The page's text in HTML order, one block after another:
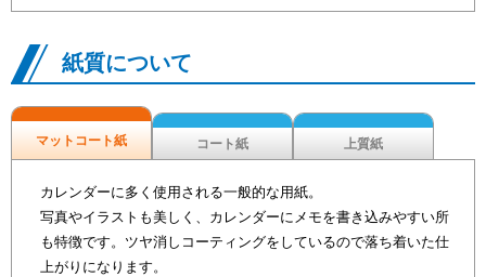
紙質について
マットコート紙 コート紙 上質紙
カレンダーに多く使用される一般的な用紙。
写真やイラストも美しく、カレンダーにメモを書き込みやすい所
も特徴です。ツヤ消しコーティングをしているので落ち着いた仕
上がりになります。